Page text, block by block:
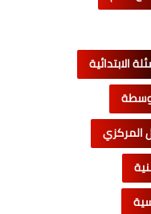
الابتدائية
المركزي